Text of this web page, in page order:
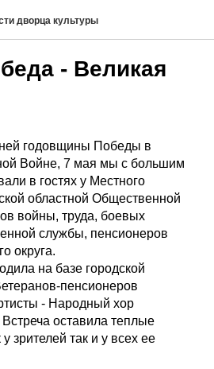
дворца культуры
- Великая
годовщины Победы в
Войне, 7 мая мы с большим
в гостях у Местного
областной Общественной
войны, труда, боевых
службы, пенсионеров
округа.
на базе городской
пенсионеров
- Народный хор
оставила теплые
зрителей так и у всех ее